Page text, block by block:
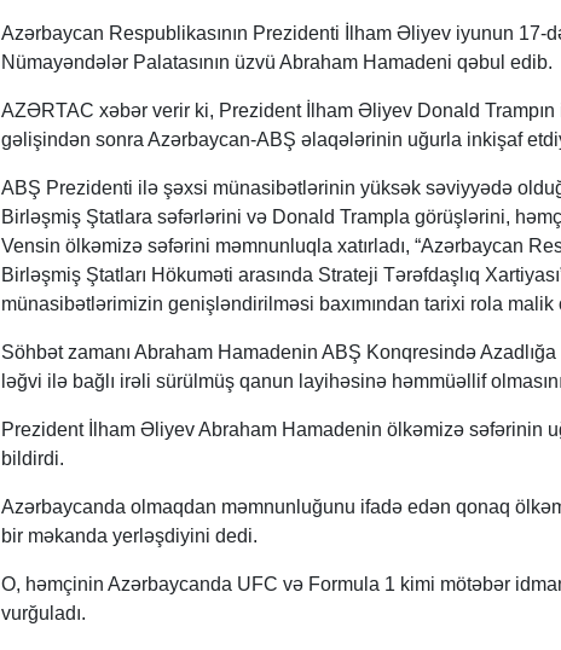
Azərbaycan Respublikasının Prezidenti İlham Əliyev iyunun 17-
Nümayəndələr Palatasının üzvü Abraham Hamadeni qəbul edib.
AZƏRTAC xəbər verir ki, Prezident İlham Əliyev Donald
gəlişindən sonra Azərbaycan-ABŞ əlaqələrinin uğurla inkişaf
ABŞ Prezidenti ilə şəxsi münasibətlərinin yüksək səviyyədə
Birləşmiş Ştatlara səfərlərini və Donald Trampla görüşlərini,
Vensin ölkəmizə səfərini məmnunluqla xatırladı, “Azərbaycan
Birləşmiş Ştatları Hökuməti arasında Strateji Tərəfdaşlıq
münasibətlərimizin genişləndirilməsi baxımından tarixi rola
Söhbət zamanı Abraham Hamadenin ABŞ Konqresində
ləğvi ilə bağlı irəli sürülmüş qanun layihəsinə həmmüəllif
Prezident İlham Əliyev Abraham Hamadenin ölkəmizə səfərinin
bildirdi.
Azərbaycanda olmaqdan məmnunluğunu ifadə edən qonaq
bir məkanda yerləşdiyini dedi.
O, həmçinin Azərbaycanda UFC və Formula 1 kimi mötəbər
vurğuladı.